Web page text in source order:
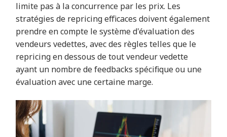
limite pas à la concurrence par les prix. Les
stratégies de repricing efficaces doivent également
prendre en compte le système d'évaluation des
vendeurs vedettes, avec des règles telles que le
repricing en dessous de tout vendeur vedette
ayant un nombre de feedbacks spécifique ou une
évaluation avec une certaine marge.